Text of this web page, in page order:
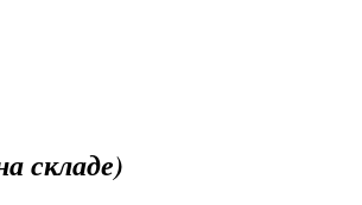
складе)